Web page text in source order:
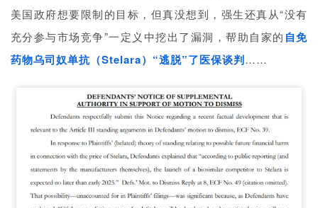
美国政府想要限制的目标，但真没想到，强生还真从“没有
充分参与市场竞争”一定义中挖出了漏洞，帮助自家的 自免
药物乌司奴单抗（Stelara）“逃脱”了医保谈判……